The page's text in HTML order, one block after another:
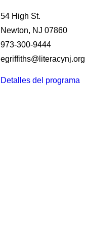
54 High St.
Newton, NJ 07860
973-300-9444
egriffiths@literacynj.org
Detalles del programa